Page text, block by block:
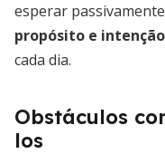
esperar
propósito e intenção
cada dia.
Obstáculos
los